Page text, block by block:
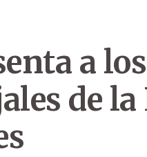
a
de